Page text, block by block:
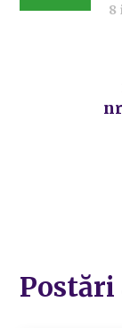
8
Postări